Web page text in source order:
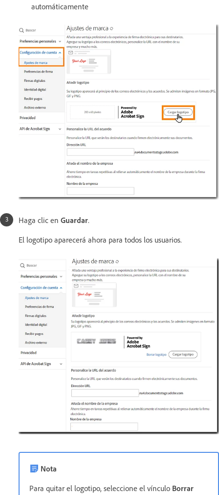
automáticamente
Haga clic en Guardar.
El logotipo aparecerá ahora para todos los usuarios.
Nota
Para quitar el logotipo, seleccione el vínculo Borrar